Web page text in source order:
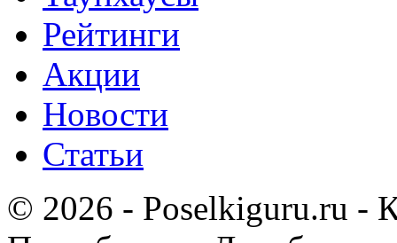
Рейтинги
Акции
Новости
Статьи
© 2026 - Poselkiguru.ru -